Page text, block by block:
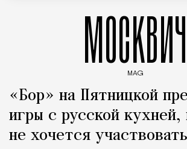
МОСКВИЧ
MAG
«Бор» на Пятницкой
игры с русской кухней,
не хочется участвовать